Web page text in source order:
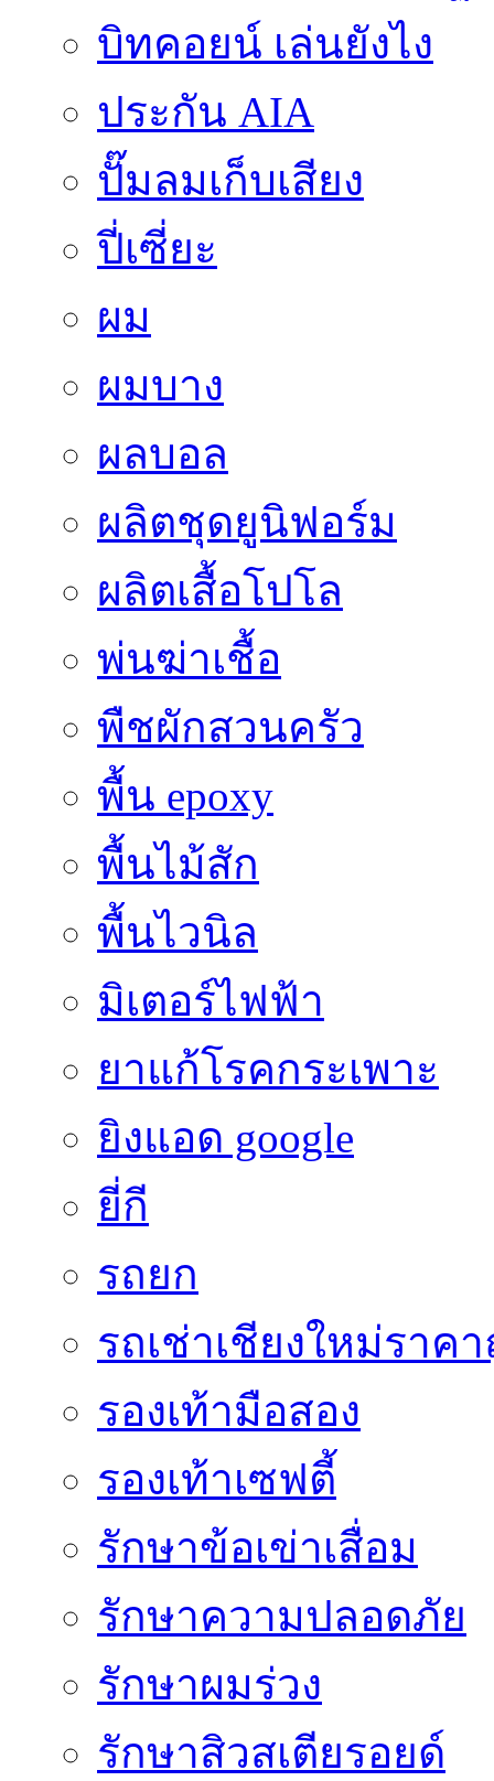
บิทคอยน์ เล่นยังไง
ประกัน AIA
ปั๊มลมเก็บเสียง
ปี่เซี่ยะ
ผม
ผมบาง
ผลบอล
ผลิตชุดยูนิฟอร์ม
ผลิตเสื้อโปโล
พ่นฆ่าเชื้อ
พืชผักสวนครัว
พื้น epoxy
พื้นไม้สัก
พื้นไวนิล
มิเตอร์ไฟฟ้า
ยาแก้โรคกระเพาะ
ยิงแอด google
ยี่กี
รถยก
รถเช่าเชียงใหม่ราค
รองเท้ามือสอง
รองเท้าเซฟตี้
รักษาข้อเข่าเสื่อม
รักษาความปลอดภัย
รักษาผมร่วง
รักษาสิวสเตียรอยด์